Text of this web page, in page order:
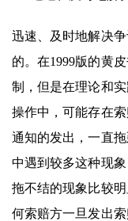
迅速、及时地解决
的。在1999版的黄
制，但是在理论和
操作中，可能存在
通知的发出，一直
中遇到较多这种现
拖不结的现象比较
何索赔方一旦发出